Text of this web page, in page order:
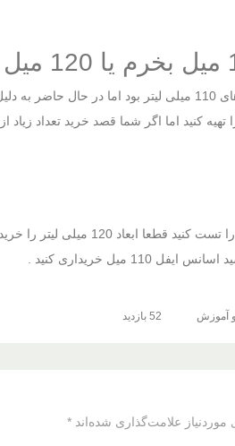
کنید اما اگر شما قصد خرید تعداد زیاد
شما اگر میخواهید یک
میل خریداری کنید .
و آموزش 52 بازدید
علامت‌گذاری شده‌اند *